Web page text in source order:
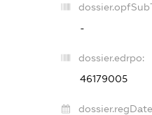
-
dossier.edrpo:
46179005